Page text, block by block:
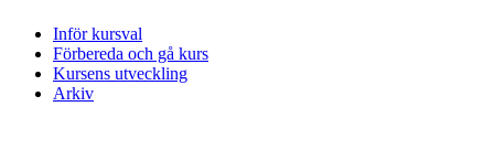
Inför kursval
Förbereda och gå kurs
Kursens utveckling
Arkiv